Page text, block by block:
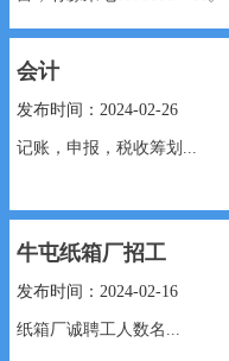
会计
发布时间：2024-02-26
记账，申报，税收筹划...
牛屯纸箱厂招工
发布时间：2024-02-16
纸箱厂诚聘工人数名...